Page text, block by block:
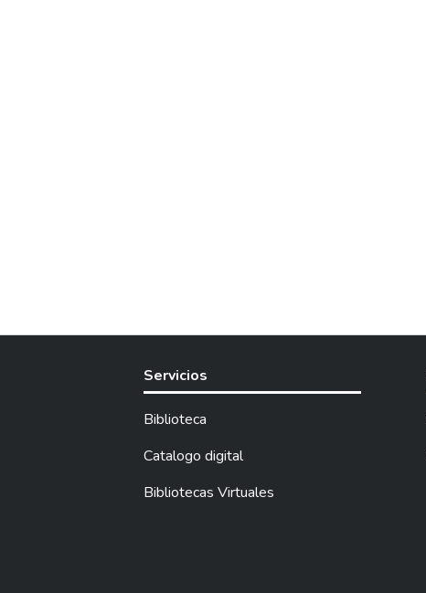
Servicios
Biblioteca
Catalogo digital
Bibliotecas Virtuales